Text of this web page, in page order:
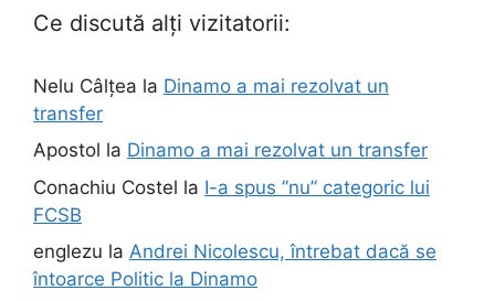
Ce discută alți vizitatorii:
Nelu Câlțea la Dinamo a mai rezolvat un
transfer
Apostol la Dinamo a mai rezolvat un transfer
Conachiu Costel la I-a spus ”nu” categoric lui
FCSB
englezu la Andrei Nicolescu, întrebat dacă se
întoarce Politic la Dinamo